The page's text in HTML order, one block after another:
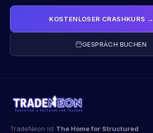
KOSTENLOSER CRASHKURS →
GESPRÄCH BUCHEN
TradeNeon ist The Home for Structured